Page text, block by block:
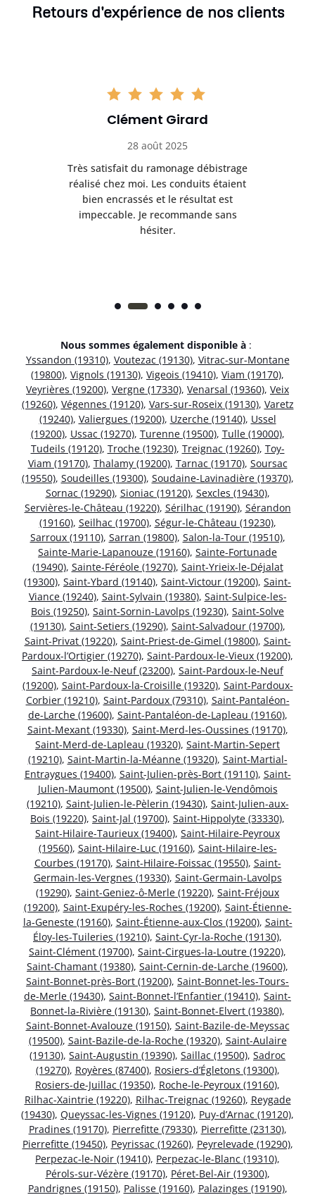
Retours d'expérience de nos clients
Clément Girard
28 août 2025
Très satisfait du ramonage débistrage
réalisé chez moi. Les conduits étaient
bien encrassés et le résultat est
impeccable. Je recommande sans
hésiter.
Nous sommes également disponible à :
Yssandon (19310), Voutezac (19130), Vitrac-sur-Montane
(19800), Vignols (19130), Vigeois (19410), Viam (19170),
Veyrières (19200), Vergne (17330), Venarsal (19360), Veix
(19260), Végennes (19120), Vars-sur-Roseix (19130), Varetz
(19240), Valiergues (19200), Uzerche (19140), Ussel
(19200), Ussac (19270), Turenne (19500), Tulle (19000),
Tudeils (19120), Troche (19230), Treignac (19260), Toy-
Viam (19170), Thalamy (19200), Tarnac (19170), Soursac
(19550), Soudeilles (19300), Soudaine-Lavinadière (19370),
Sornac (19290), Sioniac (19120), Sexcles (19430),
Servières-le-Château (19220), Sérilhac (19190), Sérandon
(19160), Seilhac (19700), Ségur-le-Château (19230),
Sarroux (19110), Sarran (19800), Salon-la-Tour (19510),
Sainte-Marie-Lapanouze (19160), Sainte-Fortunade
(19490), Sainte-Féréole (19270), Saint-Yrieix-le-Déjalat
(19300), Saint-Ybard (19140), Saint-Victour (19200), Saint-
Viance (19240), Saint-Sylvain (19380), Saint-Sulpice-les-
Bois (19250), Saint-Sornin-Lavolps (19230), Saint-Solve
(19130), Saint-Setiers (19290), Saint-Salvadour (19700),
Saint-Privat (19220), Saint-Priest-de-Gimel (19800), Saint-
Pardoux-l’Ortigier (19270), Saint-Pardoux-le-Vieux (19200),
Saint-Pardoux-le-Neuf (23200), Saint-Pardoux-le-Neuf
(19200), Saint-Pardoux-la-Croisille (19320), Saint-Pardoux-
Corbier (19210), Saint-Pardoux (79310), Saint-Pantaléon-
de-Larche (19600), Saint-Pantaléon-de-Lapleau (19160),
Saint-Mexant (19330), Saint-Merd-les-Oussines (19170),
Saint-Merd-de-Lapleau (19320), Saint-Martin-Sepert
(19210), Saint-Martin-la-Méanne (19320), Saint-Martial-
Entraygues (19400), Saint-Julien-près-Bort (19110), Saint-
Julien-Maumont (19500), Saint-Julien-le-Vendômois
(19210), Saint-Julien-le-Pèlerin (19430), Saint-Julien-aux-
Bois (19220), Saint-Jal (19700), Saint-Hippolyte (33330),
Saint-Hilaire-Taurieux (19400), Saint-Hilaire-Peyroux
(19560), Saint-Hilaire-Luc (19160), Saint-Hilaire-les-
Courbes (19170), Saint-Hilaire-Foissac (19550), Saint-
Germain-les-Vergnes (19330), Saint-Germain-Lavolps
(19290), Saint-Geniez-ô-Merle (19220), Saint-Fréjoux
(19200), Saint-Exupéry-les-Roches (19200), Saint-Étienne-
la-Geneste (19160), Saint-Étienne-aux-Clos (19200), Saint-
Éloy-les-Tuileries (19210), Saint-Cyr-la-Roche (19130),
Saint-Clément (19700), Saint-Cirgues-la-Loutre (19220),
Saint-Chamant (19380), Saint-Cernin-de-Larche (19600),
Saint-Bonnet-près-Bort (19200), Saint-Bonnet-les-Tours-
de-Merle (19430), Saint-Bonnet-l’Enfantier (19410), Saint-
Bonnet-la-Rivière (19130), Saint-Bonnet-Elvert (19380),
Saint-Bonnet-Avalouze (19150), Saint-Bazile-de-Meyssac
(19500), Saint-Bazile-de-la-Roche (19320), Saint-Aulaire
(19130), Saint-Augustin (19390), Saillac (19500), Sadroc
(19270), Royères (87400), Rosiers-d’Égletons (19300),
Rosiers-de-Juillac (19350), Roche-le-Peyroux (19160),
Rilhac-Xaintrie (19220), Rilhac-Treignac (19260), Reygade
(19430), Queyssac-les-Vignes (19120), Puy-d’Arnac (19120),
Pradines (19170), Pierrefitte (79330), Pierrefitte (23130),
Pierrefitte (19450), Peyrissac (19260), Peyrelevade (19290),
Perpezac-le-Noir (19410), Perpezac-le-Blanc (19310),
Pérols-sur-Vézère (19170), Péret-Bel-Air (19300),
Pandrignes (19150), Palisse (19160), Palazinges (19190),